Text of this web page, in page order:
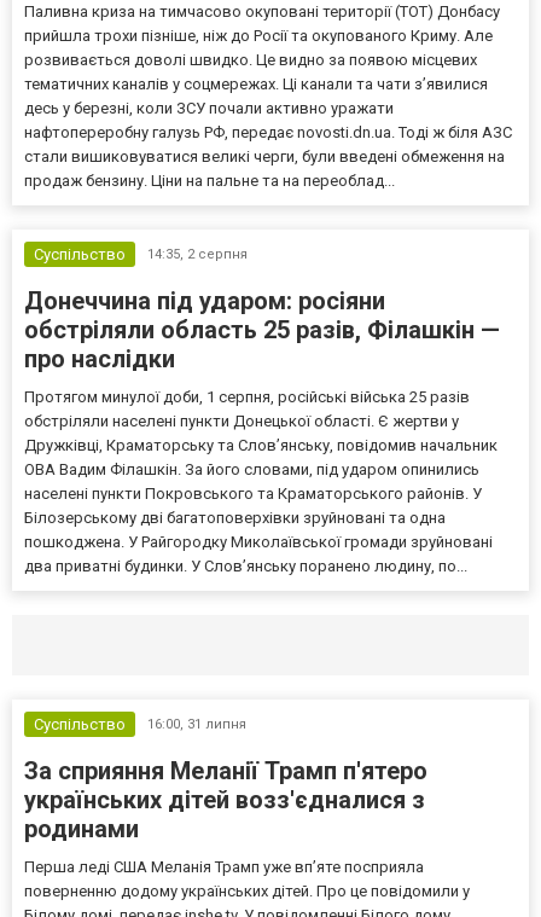
Паливна криза на тимчасово окуповані території (ТОТ) Донбасу
прийшла трохи пізніше, ніж до Росії та окупованого Криму. Але
розвивається доволі швидко. Це видно за появою місцевих
тематичних каналів у соцмережах. Ці канали та чати з’явилися
десь у березні, коли ЗСУ почали активно уражати
нафтопереробну галузь РФ, передає novosti.dn.ua. Тоді ж біля АЗС
стали вишиковуватися великі черги, були введені обмеження на
продаж бензину. Ціни на пальне та на переоблад...
Суспільство 14:35, 2 серпня
Донеччина під ударом: росіяни
обстріляли область 25 разів, Філашкін —
про наслідки
Протягом минулої доби, 1 серпня, російські війська 25 разів
обстріляли населені пункти Донецької області. Є жертви у
Дружківці, Краматорську та Слов’янську, повідомив начальник
ОВА Вадим Філашкін. За його словами, під ударом опинились
населені пункти Покровського та Краматорського районів. У
Білозерському дві багатоповерхівки зруйновані та одна
пошкоджена. У Райгородку Миколаївської громади зруйновані
два приватні будинки. У Слов’янську поранено людину, по...
Суспільство 16:00, 31 липня
За сприяння Меланії Трамп п'ятеро
українських дітей возз'єдналися з
родинами
Перша леді США Меланія Трамп уже впʼяте посприяла
поверненню додому українських дітей. Про це повідомили у